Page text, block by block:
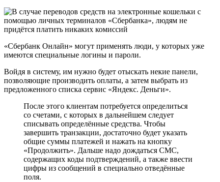
«Сбербанк Онлайн» могут применять люди, у которых уже
имеются специальные логины и пароли.
Войдя в систему, им нужно будет отыскать некие панели,
позволяющие производить оплаты, а затем выбрать из
предложенного списка сервис «Яндекс. Деньги».
После этого клиентам потребуется определиться
со счетами, с которых в дальнейшем следует
списывать определённые средства. Чтобы
завершить транзакции, достаточно будет указать
общие суммы платежей и нажать на кнопку
«Продолжить». Дальше надо дождаться СМС,
содержащих коды подтверждений, а также ввести
цифры из сообщений в специально отведённые
поля.